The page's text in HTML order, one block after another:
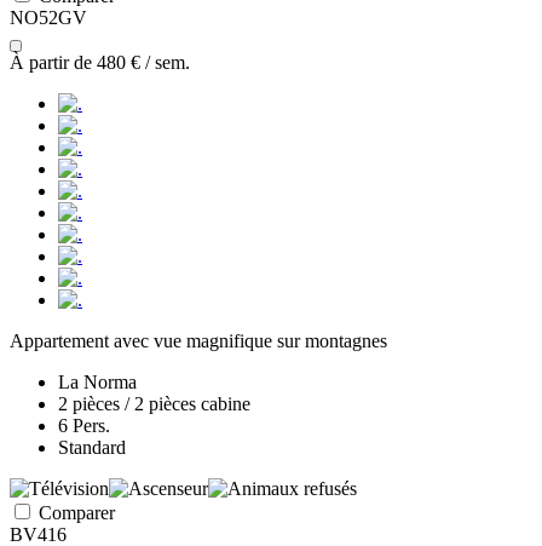
NO52GV
À partir de 480 € / sem.
Appartement avec vue magnifique sur montagnes
La Norma
2 pièces / 2 pièces cabine
6 Pers.
Standard
Comparer
BV416